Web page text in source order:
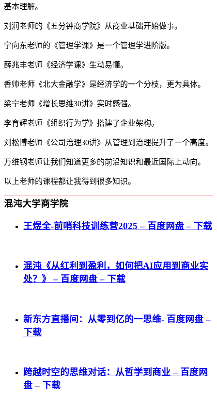
基本理解。
刘润老师的《五分钟商学院》从商业基础开始做事。
宁向东老师的《管理学课》是一个管理学进阶版。
薛兆丰老师《经济学课》生动易懂。
香帅老师《北大金融学》是经济学的一个分枝，更为具体。
梁宁老师《增长思维30讲》实时感强。
李育辉老师《组织行为学》搭建了企业架构。
刘松博老师《公司治理30讲》从管理到治理提升了一个高度。
万维钢老师让我们知道更多的前沿知识和最近国际上动向。
以上老师的课程都让我得到很多知识。
混沌大学商学院
王煜全-前哨科技训练营2025 – 百度网盘 – 下载
混沌《从红利到盈利，如何把AI应用到商业实
处？》 – 百度网盘 – 下载
新东方直播间：从零到亿的一思维- 百度网盘 –
下载
跨越时空的思维对话：从哲学到商业 – 百度网
盘 – 下载